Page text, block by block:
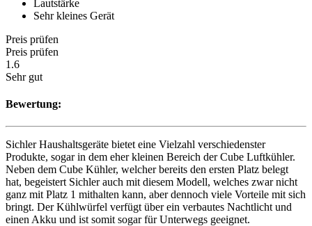
Lautstärke
Sehr kleines Gerät
Preis prüfen
Preis prüfen
1.6
Sehr gut
Bewertung:
Sichler Haushaltsgeräte bietet eine Vielzahl verschiedenster
Produkte, sogar in dem eher kleinen Bereich der Cube Luftkühler.
Neben dem Cube Kühler, welcher bereits den ersten Platz belegt
hat, begeistert Sichler auch mit diesem Modell, welches zwar nicht
ganz mit Platz 1 mithalten kann, aber dennoch viele Vorteile mit sich
bringt. Der Kühlwürfel verfügt über ein verbautes Nachtlicht und
einen Akku und ist somit sogar für Unterwegs geeignet.